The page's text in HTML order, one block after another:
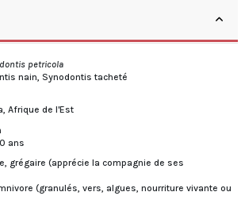
petricola
nain, Synodontis tacheté
Afrique de l'Est
ans
grégaire (apprécie la compagnie de ses
(granulés, vers, algues, nourriture vivante ou